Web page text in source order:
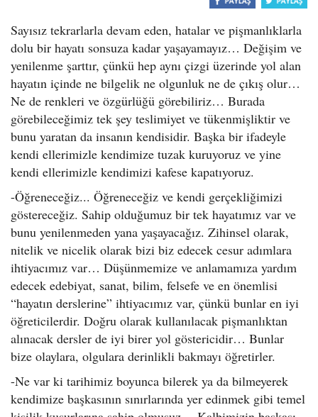
n
Sayısız tekrarlarla devam eden, hatalar ve pişmanlıklarla
dolu bir hayatı sonsuza kadar yaşayamayız… Değişim ve
yenilenme şarttır, çünkü hep aynı çizgi üzerinde yol alan
hayatın içinde ne bilgelik ne olgunluk ne de çıkış olur…
Ne de renkleri ve özgürlüğü görebiliriz… Burada
görebileceğimiz tek şey teslimiyet ve tükenmişliktir ve
bunu yaratan da insanın kendisidir. Başka bir ifadeyle
kendi ellerimizle kendimize tuzak kuruyoruz ve yine
kendi ellerimizle kendimizi kafese kapatıyoruz.
-Öğreneceğiz... Öğreneceğiz ve kendi gerçekliğimizi
göstereceğiz. Sahip olduğumuz bir tek hayatımız var ve
bunu yenilenmeden yana yaşayacağız. Zihinsel olarak,
nitelik ve nicelik olarak bizi biz edecek cesur adımlara
ihtiyacımız var… Düşünmemize ve anlamamıza yardım
edecek edebiyat, sanat, bilim, felsefe ve en önemlisi
“hayatın derslerine” ihtiyacımız var, çünkü bunlar en iyi
öğreticilerdir. Doğru olarak kullanılacak pişmanlıktan
alınacak dersler de iyi birer yol göstericidir… Bunlar
bize olaylara, olgulara derinlikli bakmayı öğretirler.
-Ne var ki tarihimiz boyunca bilerek ya da bilmeyerek
kendimize başkasının sınırlarında yer edinmek gibi temel